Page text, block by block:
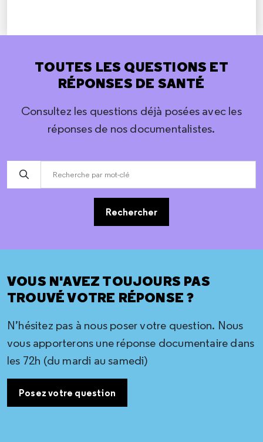
TOUTES LES QUESTIONS ET
RÉPONSES DE SANTÉ
Consultez les questions déjà posées avec les
réponses de nos documentalistes.
Rechercher
VOUS N'AVEZ TOUJOURS PAS
TROUVÉ VOTRE RÉPONSE ?
N’hésitez pas à nous poser votre question. Nous
vous apporterons une réponse documentaire dans
les 72h (du mardi au samedi)
Posez votre question